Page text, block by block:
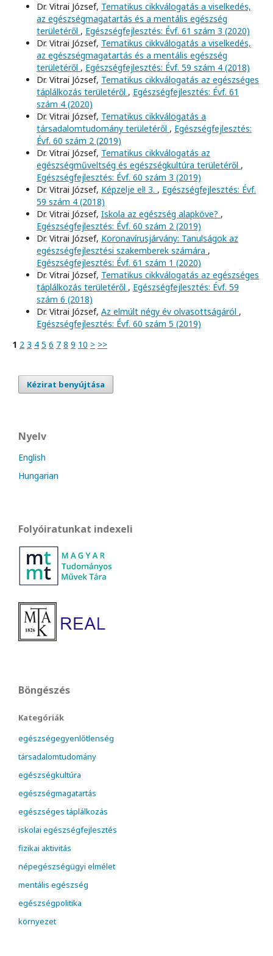
Dr. Vitrai József, Tematikus cikkválogatás a viselkedés,
az egészségmagatartás és a mentális egészség
területéről , Egészségfejlesztés: Évf. 61 szám 3 (2020)
Dr. Vitrai József, Tematikus cikkválogatás a viselkedés,
az egészségmagatartás és a mentális egészség
területéről , Egészségfejlesztés: Évf. 59 szám 4 (2018)
Dr. Vitrai József, Tematikus cikkválogatás az egészséges
táplálkozás területéről , Egészségfejlesztés: Évf. 61
szám 4 (2020)
Dr. Vitrai József, Tematikus cikkválogatás a
társadalomtudomány területéről , Egészségfejlesztés:
Évf. 60 szám 2 (2019)
Dr. Vitrai József, Tematikus cikkválogatás az
egészségműveltség és egészségkultúra területéről ,
Egészségfejlesztés: Évf. 60 szám 3 (2019)
Dr. Vitrai József, Képzelje el! 3. , Egészségfejlesztés: Évf.
59 szám 4 (2018)
Dr. Vitrai József, Iskola az egészség alapköve? ,
Egészségfejlesztés: Évf. 60 szám 2 (2019)
Dr. Vitrai József, Koronavírusjárvány: Tanulságok az
egészségfejlesztési szakemberek számára ,
Egészségfejlesztés: Évf. 61 szám 1 (2020)
Dr. Vitrai József, Tematikus cikkválogatás az egészséges
táplálkozás területéről , Egészségfejlesztés: Évf. 59
szám 6 (2018)
Dr. Vitrai József, Az elmúlt négy év olvasottságáról ,
Egészségfejlesztés: Évf. 60 szám 5 (2019)
1 2 3 4 5 6 7 8 9 10 > >>
Kézirat benyújtása
Nyelv
English
Hungarian
Folyóiratunkat indexeli
Böngészés
Kategóriák
egészségegyenlőtlenség
társadalomtudomány
egészségkultúra
egészségmagatartás
egészséges táplálkozás
iskolai egészségfejlesztés
fizikai aktivitás
népegészségügyi elmélet
mentális egészség
egészségpolitika
környezet